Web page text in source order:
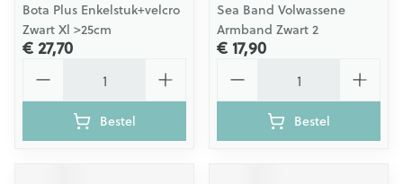
Bota Plus Enkelstuk+velcro
Zwart Xl >25cm
€ 27,70
Bestel
Sea Band Volwassene
Armband Zwart 2
€ 17,90
Bestel